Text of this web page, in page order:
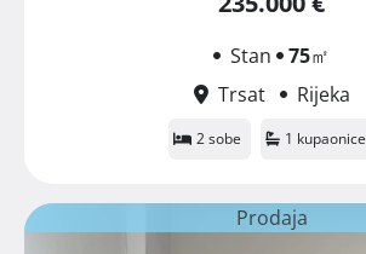
Stan 75㎡
Trsat
Rijeka
2 sobe 1 kupaonice
Prodaja